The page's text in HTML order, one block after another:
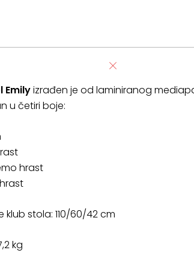
Emilyizrađen je od laminiranog
u četiri boje:
hrast
klub stola: 110/60/42 cm
kg